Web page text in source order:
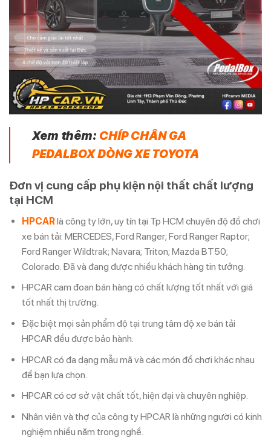
Xem thêm: CHÍP CHÂN GA
PEDALBOX DÒNG XE TOYOTA
Đơn vị cung cấp phụ kiện nội thất chất lượng
tại HCM
HPCARlà công ty lớn, uy tín tại Tp HCM chuyên độ đồ chơi
xe bán tải: MERCEDES, Ford Ranger; Ford Ranger Raptor;
Ford Ranger Wildtrak; Navara; Triton; Mazda BT50;
Colorado. Đã và đang được nhiều khách hàng tin tưởng.
HPCAR cam đoan bán hàng có chất lượng tốt nhất với giá
tốt nhất thị trường.
Đặc biệt mọi sản phẩm độ tại trung tâm độ xe bán tải
HPCAR đều được bảo hành.
HPCAR có đa dạng mẫu mã và các món đồ chơi khác nhau
để bạn lựa chọn.
HPCAR có cơ sở vật chất tốt, hiện đại và chuyên nghiệp.
Nhân viên và thợ của công ty HPCAR là những người có kinh
nghiệm nhiều năm trong nghề.